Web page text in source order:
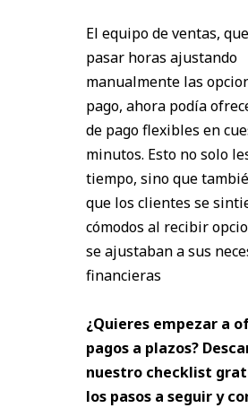
El equipo de ventas,
pasar horas ajustando
manualmente las
pago, ahora podía
de pago flexibles en
minutos. Esto no solo
tiempo, sino que
que los clientes se
cómodos al recibir
se ajustaban a sus
financieras
¿Quieres empezar a
pagos a plazos?
nuestro checklist
los pasos a seguir y